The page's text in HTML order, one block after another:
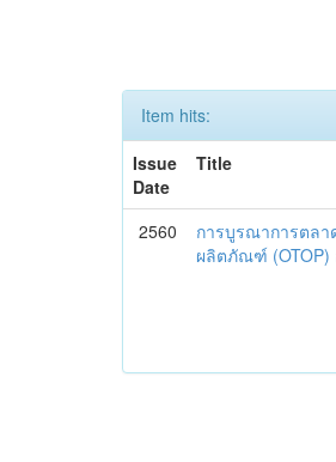
Item hits:
Issue
Date
Title
2560
การบูรณาการตล
ผลิตภัณฑ์ (OTOP)